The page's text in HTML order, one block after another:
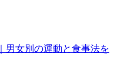
男女別の運動と食事法を